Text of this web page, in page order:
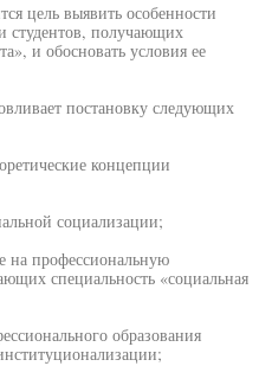
цель выявить особенности
студентов, получающих
и обосновать условия ее
постановку следующих
концепции
социализации;
на профессиональную
специальность «социальная
образования